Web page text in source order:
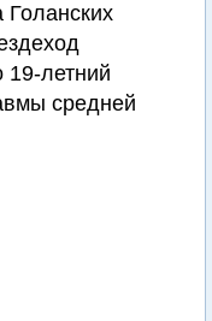
19-летний
средней